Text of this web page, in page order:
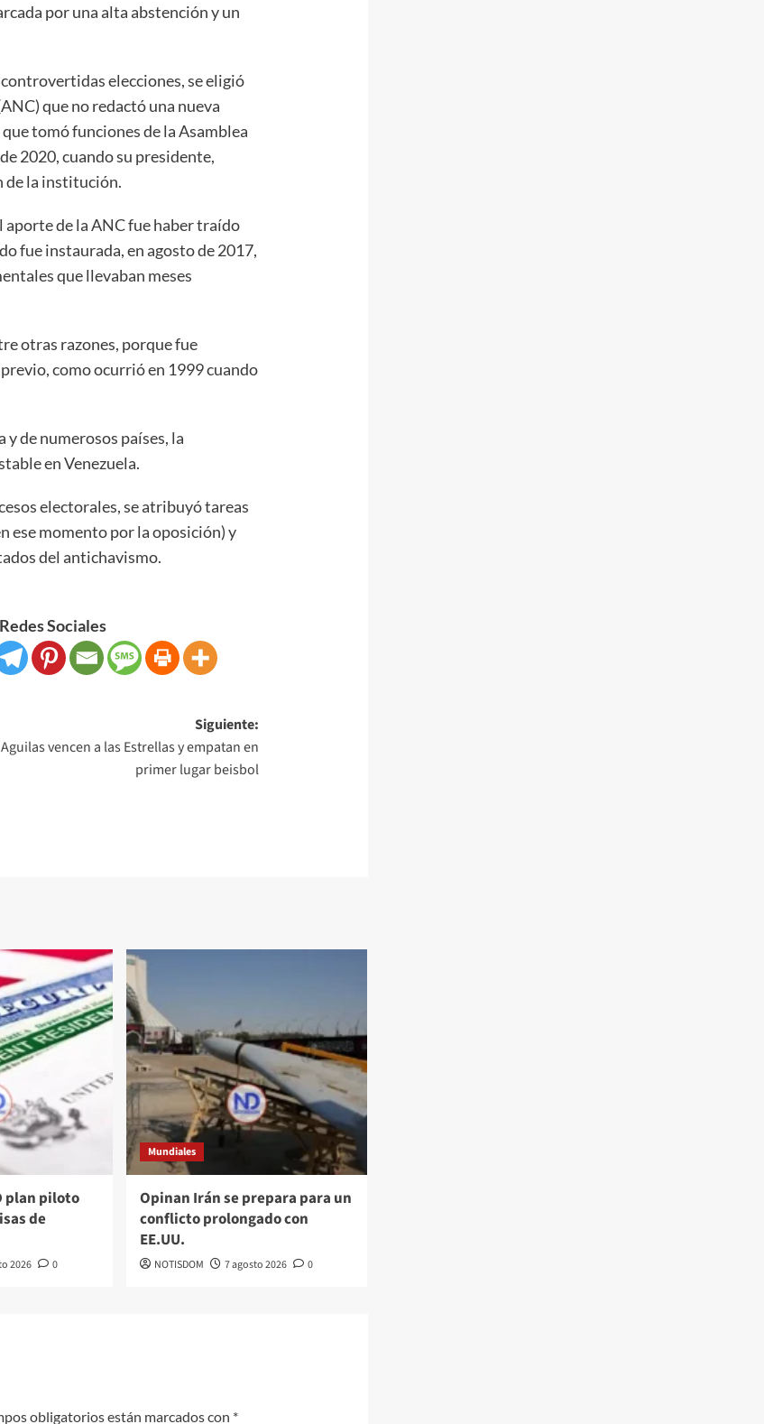
por una alta abstención y un
elecciones, se eligió
que no redactó una nueva
tomó funciones de la Asamblea
2020, cuando su presidente,
de la institución.
de la ANC fue haber traído
fue instaurada, en agosto de 2017,
que llevaban meses
otras razones, porque fue
como ocurrió en 1999 cuando
de numerosos países, la
en Venezuela.
electorales, se atribuyó tareas
ese momento por la oposición) y
del antichavismo.
Sociales
Siguiente:
Aguilas vencen a las Estrellas y empatan en
primer lugar beisbol
plan piloto
de
2026 0
Mundiales
Opinan Irán se prepara para un
conflicto prolongado con
EE.UU.
NOTISDOM 7 agosto 2026 0
obligatorios están marcados con *